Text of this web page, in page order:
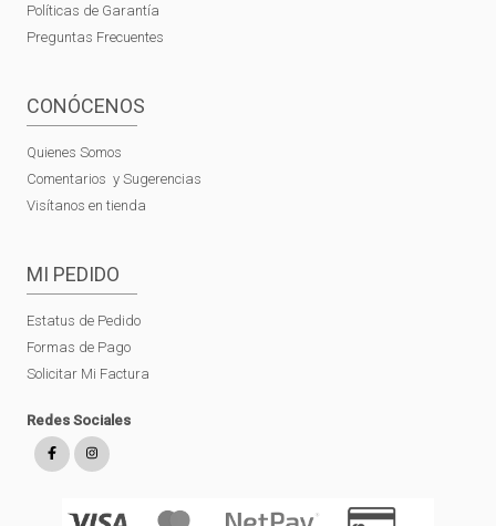
Políticas de Garantía
Preguntas Frecuentes
CONÓCENOS
Quienes Somos
Comentarios y Sugerencias
Visítanos en tienda
MI PEDIDO
Estatus de Pedido
Formas de Pago
Solicitar Mi Factura
Redes Sociales